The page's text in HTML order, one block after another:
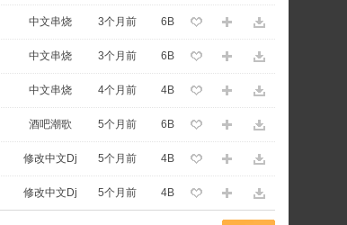
中文串烧 3个月前 6B
中文串烧 3个月前 6B
中文串烧 4个月前 4B
酒吧潮歌 5个月前 6B
修改中文Dj 5个月前 4B
修改中文Dj 5个月前 4B